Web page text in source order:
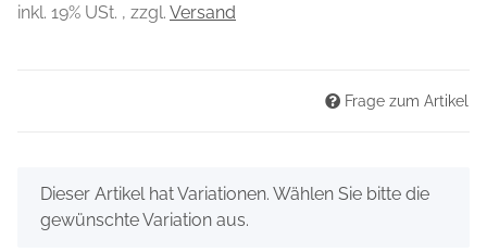
inkl. 19% USt. , zzgl. Versand
Frage zum Artikel
x
Dieser Artikel hat Variationen. Wählen Sie bitte die
gewünschte Variation aus.